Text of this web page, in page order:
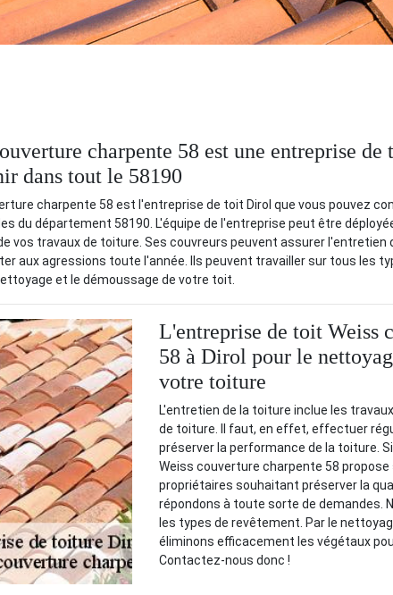
charpente 58 est une entreprise
dans tout le 58190
charpente 58 est l'entreprise de toit Dirol que vous pouvez
du département 58190. L'équipe de l'entreprise peut être
vos travaux de toiture. Ses couvreurs peuvent assurer l'entretien
aux agressions toute l'année. Ils peuvent travailler sur tous les
et le démoussage de votre toit.
L'entreprise de toit Weiss
58 à Dirol pour le
votre toiture
L'entretien de la toiture inclue les
de toiture. Il faut, en effet, effectuer
préserver la performance de la toiture.
Weiss couverture charpente 58
propriétaires souhaitant préserver la
répondons à toute sorte de demandes.
les types de revêtement. Par le
éliminons efficacement les végétaux
Contactez-nous donc !